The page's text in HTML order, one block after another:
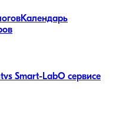
Календарь
vs Smart-LabО сервисе